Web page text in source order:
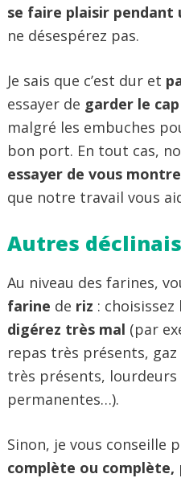
se faire plaisir pendant
ne désespérez pas.
Je sais que c’est dur et
essayer de garder le cap
malgré les embuches
bon port. En tout cas,
essayer de vous
que notre travail vous
Autres
Au niveau des farines,
farine de riz : choisissez
digérez très mal (par
repas très présents,
très présents,
permanentes…).
Sinon, je vous conseille
complète ou complète,